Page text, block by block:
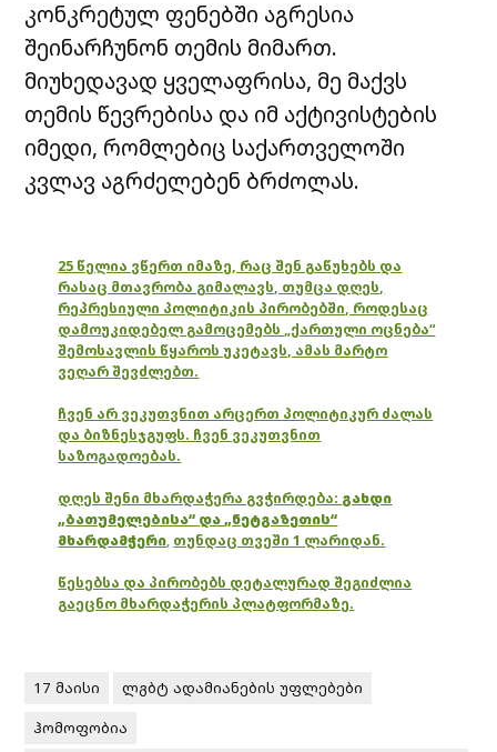
კონკრეტულ ფენებში აგრესია
შეინარჩუნონ თემის მიმართ.
მიუხედავად ყველაფრისა, მე მაქვს
თემის წევრებისა და იმ აქტივისტების
იმედი, რომლებიც საქართველოში
კვლავ აგრძელებენ ბრძოლას.
25 წელია ვწერთ იმაზე, რაც შენ გაწუხებს და
რასაც მთავრობა გიმალავს, თუმცა დღეს,
რეპრესიული პოლიტიკის პირობებში, როდესაც
დამოუკიდებელ გამოცემებს „ქართული ოცნება“
შემოსავლის წყაროს უკეტავს, ამას მარტო
ვეღარ შევძლებთ.
ჩვენ არ ვეკუთვნით არცერთ პოლიტიკურ ძალას
და ბიზნესჯგუფს. ჩვენ ვეკუთვნით
საზოგადოებას.
დღეს შენი მხარდაჭერა გვჭირდება: გახდი
„ბათუმელებისა“ და „ნეტგაზეთის“
მხარდამჭერი, თუნდაც თვეში 1 ლარიდან.
წესებსა და პირობებს დეტალურად შეგიძლია
გაეცნო მხარდაჭერის პლატფორმაზე.
17 მაისი
ლგბტ ადამიანების უფლებები
ჰომოფობია